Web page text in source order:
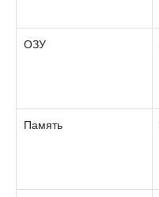
ОЗУ
Память